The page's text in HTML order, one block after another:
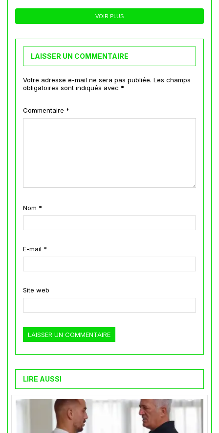
VOIR PLUS
LAISSER UN COMMENTAIRE
Votre adresse e-mail ne sera pas publiée. Les champs
obligatoires sont indiqués avec *
Commentaire *
Nom *
E-mail *
Site web
LIRE AUSSI